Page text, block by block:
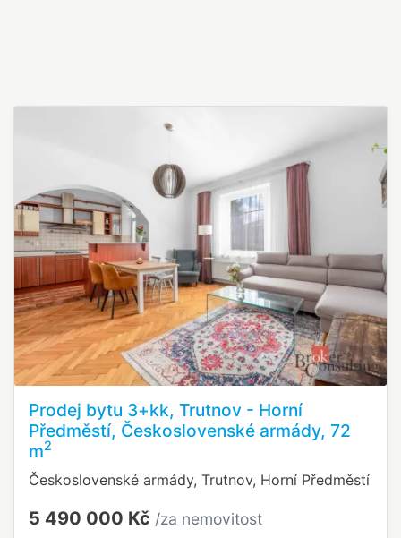
Prodej bytu 3+kk, Trutnov - Horní
Předměstí, Československé armády, 72
m2
Československé armády, Trutnov, Horní Předměstí
5 490 000 Kč /za nemovitost